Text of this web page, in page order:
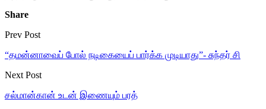
Share
Prev Post
“தமன்னாவைப் போல் நடிகையைப் பார்க்க முடியாது”- சுந்தர் சி
Next Post
சல்மான்கான் உடன் இணையும் பரத்